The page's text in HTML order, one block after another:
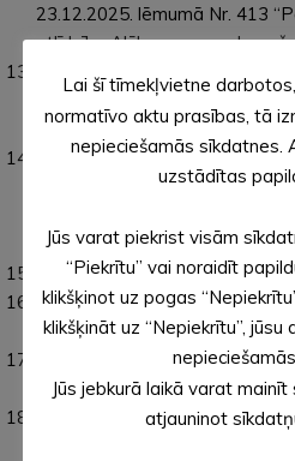
23.12.2025. lēmumā Nr. 413
atlīdzību Alūksnes novada
iegūtajiem līdzekļiem
jaunaudžu apsaimniekošanai.
Par aizņēmumu Eiropas
projekta “Pielāgošanās
atjaunošanu Alūksnes pilsētā”
Par Investīciju plāna 2022.-
Par projektu “Pilsētvides
Alūksnē”.
Par līdzekļu izdalīšanu no
Ceļu un ielu uzkrājuma fonda.
Par grozījumiem Alūksnes
Lai šī tīmekļvietne
normatīvo aktu prasības, tā
nepieciešamās sīkdatnes.
uzstādītas
Jūs varat piekrist visām
“Piekrītu” vai noraidīt
klikšķinot uz pogas
klikšķināt uz “Nepiekrītu”,
Jūs jebkurā laikā varat
atjauninot